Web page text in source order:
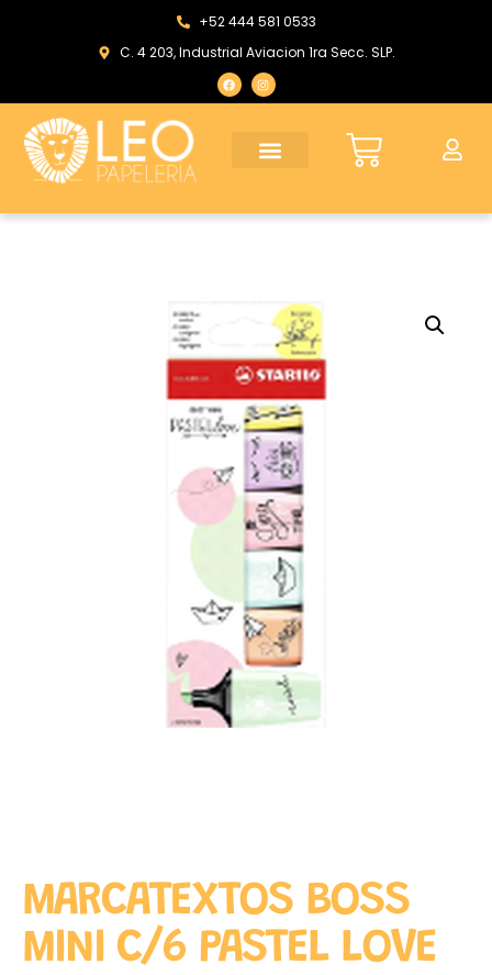
+52 444 581 0533
C. 4 203, Industrial Aviacion 1ra Secc. SLP.
MARCATEXTOS BOSS
MINI C/6 PASTEL LOVE